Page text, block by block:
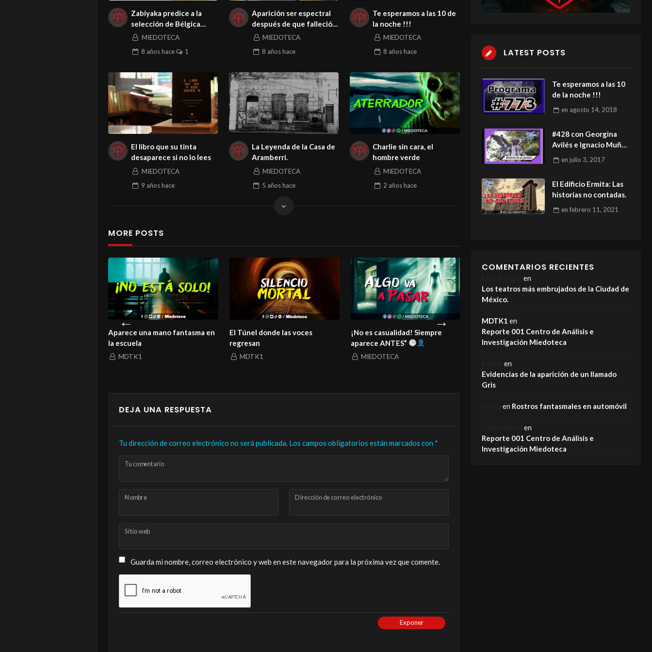
Zabiyaka predice a la
selección de Bélgica
como ganadora del
MIEDOTECA
8 añoshace 1
Aparición ser espectral
después de que falleció
su hermana
MIEDOTECA
8 añoshace
Te esperamos a las 10 de
la noche !!!
MIEDOTECA
8 añoshace
El libro que su tinta
desaparece si no lo lees
MIEDOTECA
9 añoshace
La Leyenda de la Casa de
Aramberri.
MIEDOTECA
5 añoshace
Charlie sin cara, el
hombre verde
MIEDOTECA
2 añoshace
MORE POSTS
El Túnel donde las voces
¡No es casualidad! Siempre
aparece ANTES”
MIEDOTECA
¡Este es el motivo por el que los
fantasmas NO se van!
MIEDOTECA
La Carreta Maldita del bosque
El Espectro de Río de Plata es
real
DEJA UNA RESPUESTA
Tu dirección de correo electrónico no será publicada. Los campos obligatorios están marcados con *
Tu comentario
Nombre Dirección de correo electrónico
Sitio web
Guarda mi nombre, correo electrónico y web en este navegador para la próxima vez que comente.
Exponer
LATEST POSTS
Te esperamos a las 10
de la noche !!!
en agosto 14, 2018
#428 con Georgina
Avilés e Ignacio Muñoz
01 julio 2017
enjulio 3, 2017
El Edificio Ermita: Las
historias no contadas.
enfebrero 11, 2021
COMENTARIOS RECIENTES
en
Los teatros más embrujados de la Ciudad de
México.
MDTK1 en
Reporte 001 Centro de Análisis e
Investigación Miedoteca
en
Evidencias de la aparición de un llamado
Gris
en Rostros fantasmales en automóvil
en
Reporte 001 Centro de Análisis e
Investigación Miedoteca